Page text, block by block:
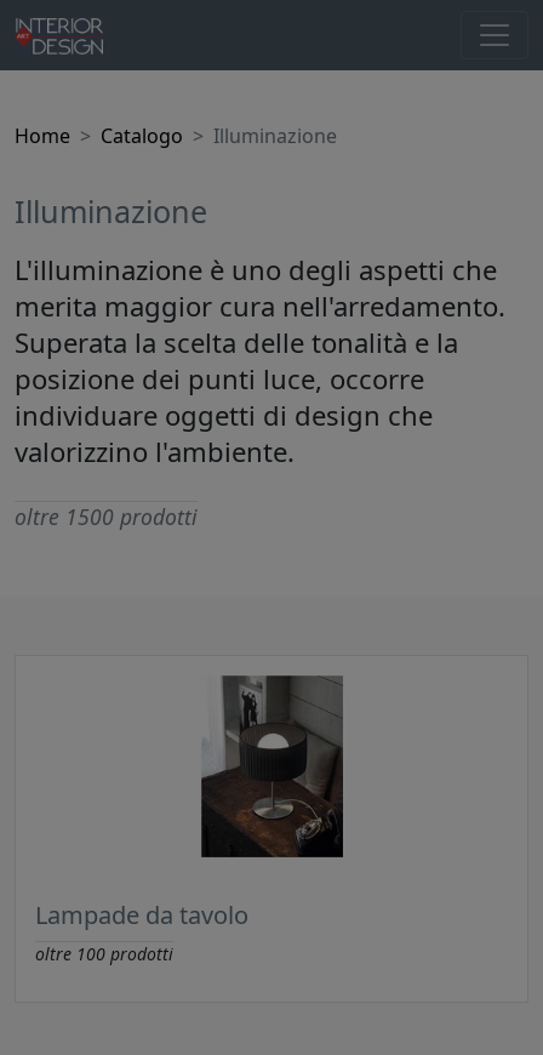
Home Catalogo Illuminazione
Illuminazione
L'illuminazione è uno degli aspetti che
merita maggior cura nell'arredamento.
Superata la scelta delle tonalità e la
posizione dei punti luce, occorre
individuare oggetti di design che
valorizzino l'ambiente.
oltre 1500 prodotti
Lampade da tavolo
oltre 100 prodotti